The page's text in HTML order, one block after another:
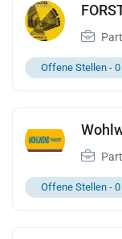
Offene Stellen - 0
Offene Stellen - 0